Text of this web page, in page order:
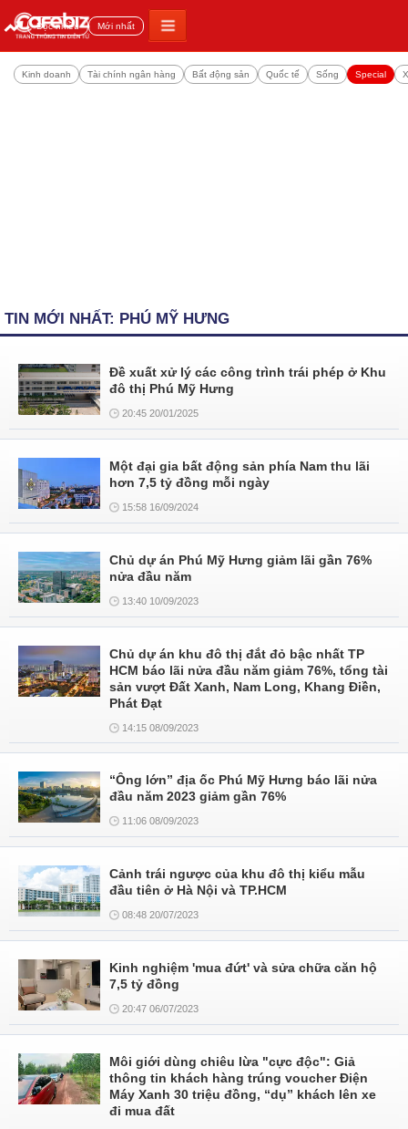
Đọc nhiều Mới nhất
Kinh doanh Tài chính ngân hàng Bất động sản Quốc tế Sống Special
TIN MỚI NHẤT: PHÚ MỸ HƯNG
Đề xuất xử lý các công trình trái phép ở Khu
đô thị Phú Mỹ Hưng
20:45 20/01/2025
Một đại gia bất động sản phía Nam thu lãi
hơn 7,5 tỷ đồng mỗi ngày
15:58 16/09/2024
Chủ dự án Phú Mỹ Hưng giảm lãi gần 76%
nửa đầu năm
13:40 10/09/2023
Chủ dự án khu đô thị đắt đỏ bậc nhất TP
HCM báo lãi nửa đầu năm giảm 76%, tổng tài
sản vượt Đất Xanh, Nam Long, Khang Điền,
Phát Đạt
14:15 08/09/2023
“Ông lớn” địa ốc Phú Mỹ Hưng báo lãi nửa
đầu năm 2023 giảm gần 76%
11:06 08/09/2023
Cảnh trái ngược của khu đô thị kiểu mẫu
đầu tiên ở Hà Nội và TP.HCM
08:48 20/07/2023
Kinh nghiệm 'mua đứt' và sửa chữa căn hộ
7,5 tỷ đồng
20:47 06/07/2023
Môi giới dùng chiêu lừa "cực độc": Giả
thông tin khách hàng trúng voucher Điện
Máy Xanh 30 triệu đồng, “dụ” khách lên xe
đi mua đất